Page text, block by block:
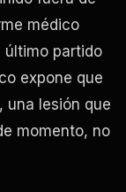
médico
último partido
expone que
una lesión que
momento, no